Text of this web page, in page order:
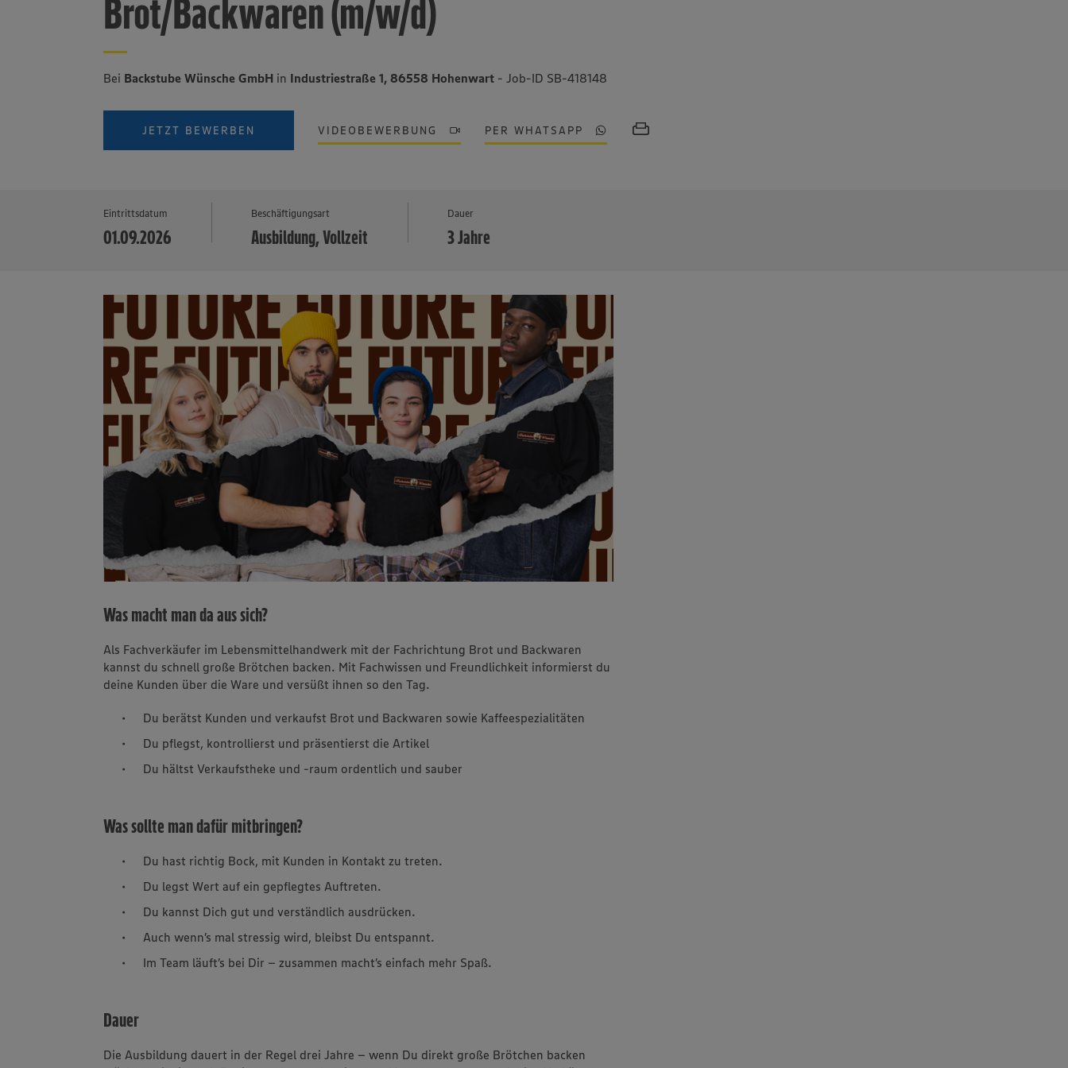
Brot/Backwaren (m/w/d)
Bei Backstube Wünsche GmbH in Industriestraße 1, 86558 Hohenwart - Job-ID SB-418148
JETZT BEWERBEN VIDEOBEWERBUNG PER WHATSAPP
Eintrittsdatum
01.09.2026
Beschäftigungsart
Ausbildung, Vollzeit
Dauer
3 Jahre
Was macht man da aus sich?
Als Fachverkäufer im Lebensmittelhandwerk mit der Fachrichtung Brot und Backwaren
kannst du schnell große Brötchen backen. Mit Fachwissen und Freundlichkeit informierst du
deine Kunden über die Ware und versüßt ihnen so den Tag.
Du berätst Kunden und verkaufst Brot und Backwaren sowie Kaffeespezialitäten
Du pflegst, kontrollierst und präsentierst die Artikel
Du hältst Verkaufstheke und -raum ordentlich und sauber
Was sollte man dafür mitbringen?
Du hast richtig Bock, mit Kunden in Kontakt zu treten.
Du legst Wert auf ein gepflegtes Auftreten.
Du kannst Dich gut und verständlich ausdrücken.
Auch wenn’s mal stressig wird, bleibst Du entspannt.
Im Team läuft’s bei Dir – zusammen macht’s einfach mehr Spaß.
Dauer
Die Ausbildung dauert in der Regel drei Jahre – wenn Du direkt große Brötchen backen